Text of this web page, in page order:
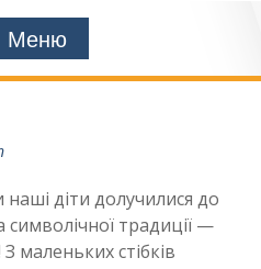
Меню
діти долучилися до
традиції —
маленьких стібків